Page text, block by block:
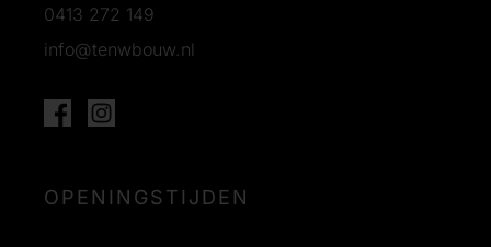
0413 272 149
info@tenwbouw.nl
OPENINGSTIJDEN